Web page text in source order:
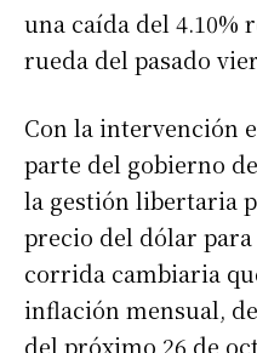
una caída del 4.10%
rueda del pasado
Con la intervención
parte del gobierno de
la gestión libertaria
precio del dólar
corrida cambiaria
inflación mensual,
del próximo 26 de